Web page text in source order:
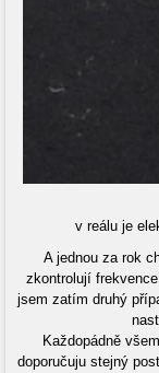
v reálu je
A jednou za rok
zkontrolují
jsem zatím druhý
Každopádně
doporučuju stejný